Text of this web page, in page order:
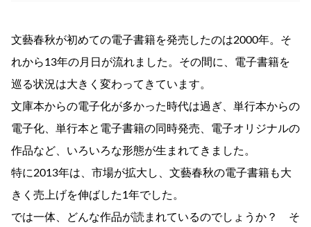
文藝春秋が初めての電子書籍を発売したのは2000年。そ
れから13年の月日が流れました。その間に、電子書籍を
巡る状況は大きく変わってきています。
文庫本からの電子化が多かった時代は過ぎ、単行本からの
電子化、単行本と電子書籍の同時発売、電子オリジナルの
作品など、いろいろな形態が生まれてきました。
特に2013年は、市場が拡大し、文藝春秋の電子書籍も大
きく売上げを伸ばした1年でした。
では一体、どんな作品が読まれているのでしょうか？ そ